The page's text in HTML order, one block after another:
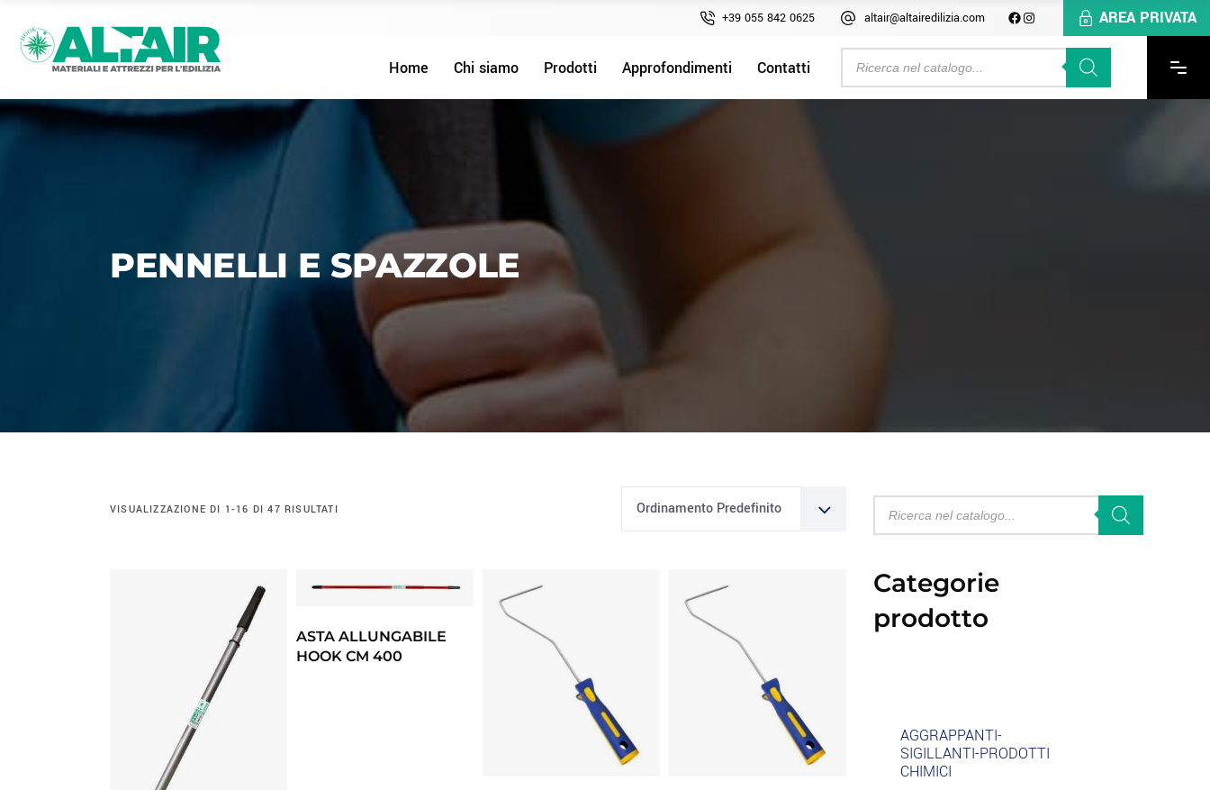
+39 055 842 0625 altair@altairedilizia.com AREA PRIVATA
Home Chi siamo Prodotti Approfondimenti Contatti
PENNELLI E SPAZZOLE
VISUALIZZAZIONE DI 1-16 DI 47 RISULTATI Ordinamento Predefinito
ASTA ALLUNGABILE
HOOK CM 400
Categorie
prodotto
AGGRAPPANTI-
SIGILLANTI-PRODOTTI
CHIMICI